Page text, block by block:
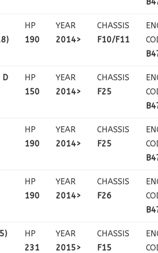
HP
190
YEAR
2014>
CHASSIS
F10/F11
D
HP
150
YEAR
2014>
CHASSIS
F25
HP
190
YEAR
2014>
CHASSIS
F25
HP
190
YEAR
2014>
CHASSIS
F26
HP
231
YEAR
2015>
CHASSIS
F15